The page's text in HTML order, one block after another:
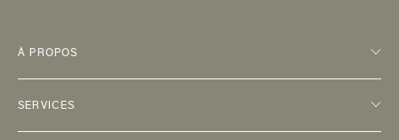
À PROPOS
SERVICES